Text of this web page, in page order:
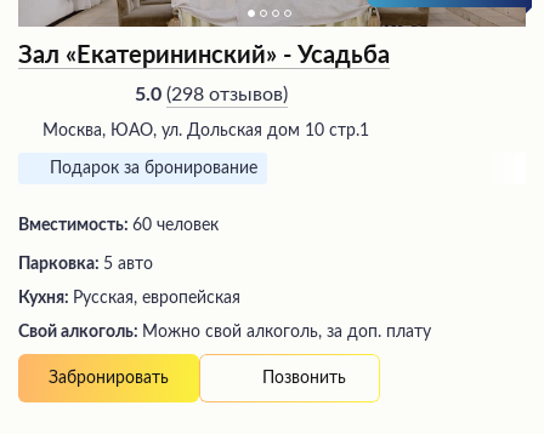
Зал «Екатерининский» - Усадьба
5.0 (298 отзывов)
Москва, ЮАО, ул. Дольская дом 10 стр.1
Подарок за бронирование
Вместимость: 60 человек
Парковка: 5 авто
Кухня: Русская, европейская
Свой алкоголь: Можно свой алкоголь, за доп. плату
Забронировать Позвонить